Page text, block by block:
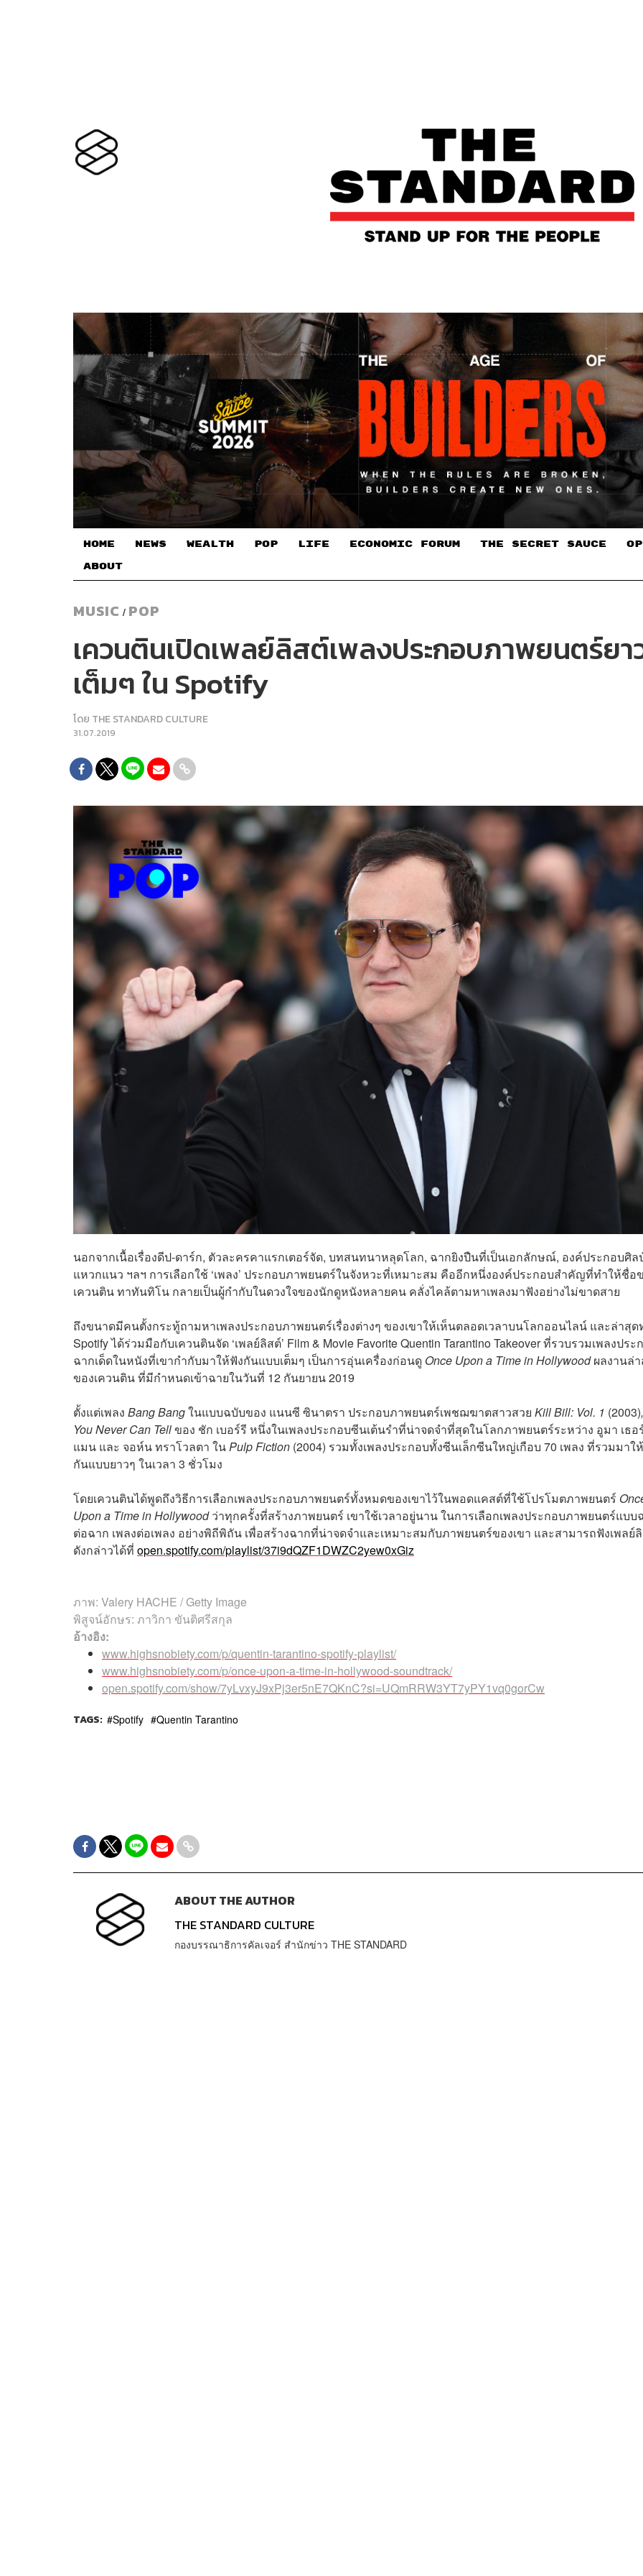
HOME NEWS WEALTH POP LIFE ECONOMIC FORUM THE SECRET SAUCE​
ABOUT
MUSIC / POP
เควนตินเปิดเพลย์ลิสต์เพลงประกอบภาพยนตร์ยา
เต็มๆ ใน Spotify
โดย THE STANDARD CULTURE
31.07.2019
นอกจากเนื้อเรื่องดีป-ดาร์ก, ตัวละครคาแรกเตอร์จัด, บทสนทนาหลุดโลก, ฉากยิงปืนที่เป็นเอกลักษณ์, องค์ประกอบศิล
แหวกแนว ฯลฯ การเลือกใช้ ‘เพลง’ ประกอบภาพยนตร์ในจังหวะที่เหมาะสม คืออีกหนึ่งองค์ประกอบสำคัญที่ทำให้ชื่อ
เควนติน ทาทันทิโน กลายเป็นผู้กำกับในดวงใจของนักดูหนังหลายคน คลั่งไคล้ตามหาเพลงมาฟังอย่างไม่ขาดสาย
ถึงขนาดมีคนตั้งกระทู้ถามหาเพลงประกอบภาพยนตร์เรื่องต่างๆ ของเขาให้เห็นตลอดเวลาบนโลกออนไลน์ และล่าสุด
Spotify ได้ร่วมมือกับเควนตินจัด ‘เพลย์ลิสต์’ Film & Movie Favorite Quentin Tarantino Takeover ที่รวบรวมเพลงประ
ฉากเด็ดในหนังที่เขากำกับมาให้ฟังกันแบบเต็มๆ เป็นการอุ่นเครื่องก่อนดู Once Upon a Time in Hollywoodผลงานล่
ของเควนติน ที่มีกำหนดเข้าฉายในวันที่ 12 กันยายน 2019
ตั้งแต่เพลง Bang Bangในแบบฉบับของ แนนซี ซินาตรา ประกอบภาพยนตร์เพชฌฆาตสาวสวย Kill Bill: Vol. 1 (2003),
You Never Can Tellของ ชัก เบอร์รี หนึ่งในเพลงประกอบซีนเต้นรำที่น่าจดจำที่สุดในโลกภาพยนตร์ระหว่าง อูมา เธอ
แมน และ จอห์น ทราโวลตา ในPulp Fiction (2004) รวมทั้งเพลงประกอบทั้งซีนเล็กซีนใหญ่เกือบ 70 เพลง ที่รวมมาใ
กันแบบยาวๆ ในเวลา 3 ชั่วโมง
โดยเควนตินได้พูดถึงวิธีการเลือกเพลงประกอบภาพยนตร์ทั้งหมดของเขาไว้ในพอดแคสต์ที่ใช้โปรโมตภาพยนตร์
Upon a Time in Hollywoodว่าทุกครั้งที่สร้างภาพยนตร์ เขาใช้เวลาอยู่นาน ในการเลือกเพลงประกอบภาพยนตร์แบบ
ต่อฉาก เพลงต่อเพลง อย่างพิถีพิถัน เพื่อสร้างฉากที่น่าจดจำและเหมาะสมกับภาพยนตร์ของเขา และสามารถฟังเพลย์
ดังกล่าวได้ที่ open.spotify.com/playlist/37i9dQZF1DWZC2yew0xGiz
ภาพ: Valery HACHE / Getty Image
พิสูจน์อักษร: ภาวิกา ขันติศรีสกุล
อ้างอิง:
www.highsnobiety.com/p/quentin-tarantino-spotify-playlist/
www.highsnobiety.com/p/once-upon-a-time-in-hollywood-soundtrack/
open.spotify.com/show/7yLvxyJ9xPj3er5nE7QKnC?si=UQmRRW3YT7yPY1vq0gorCw
TAGS: Spotify Quentin Tarantino
ABOUT THE AUTHOR
THE STANDARD CULTURE
กองบรรณาธิการคัลเจอร์ สำนักข่าว THE STANDARD